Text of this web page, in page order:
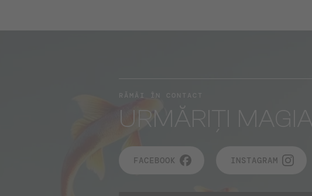
RĂMÂI ÎN CONTACT
URMĂRIȚI MAGIA
FACEBOOK INSTAGRAM